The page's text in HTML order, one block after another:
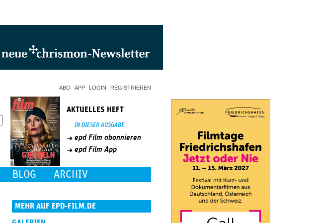
ABO APP LOGIN REGISTRIEREN
AKTUELLES HEFT
IN DIESER AUSGABE
epd Film abonnieren
epd Film App
BLOG ARCHIV
MEHR AUF EPD-FILM.DE